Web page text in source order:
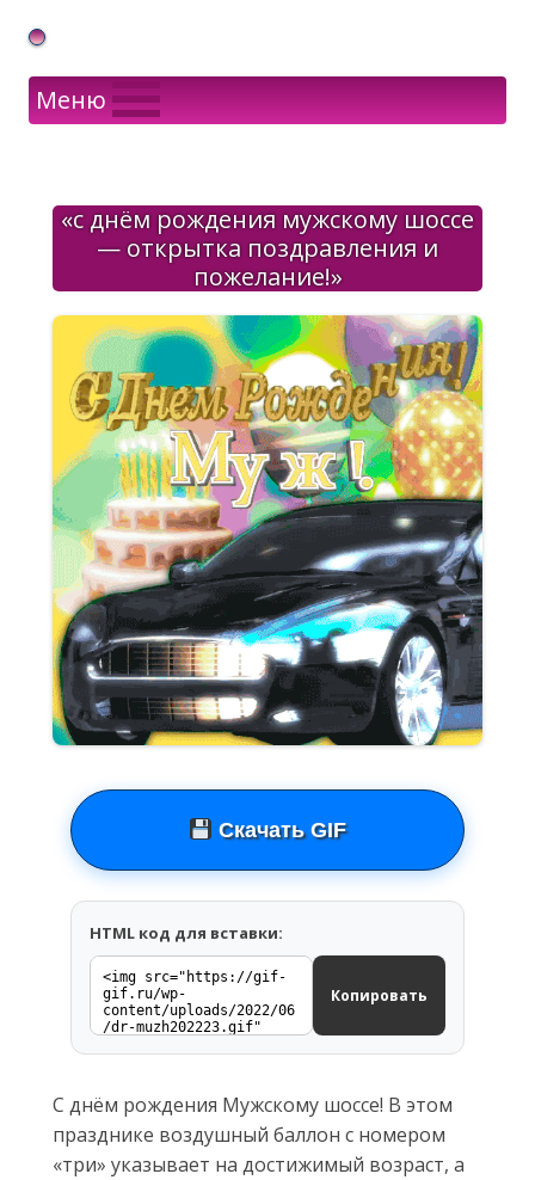
Gif Открытки в подарок
Меню
«с днём рождения мужскому шоссе
— открытка поздравления и
пожелание!»
Скачать GIF
HTML код для вставки:
Копировать
С днём рождения Мужскому шоссе! В этом
празднике воздушный баллон с номером
«три» указывает на достижимый возраст, а